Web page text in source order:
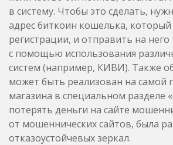
в систему. Чтобы это сделать,
адрес биткоин кошелька,
регистрации, и отправить на
с помощью использования
систем (например, КИВИ). Также
может быть реализован на самой
магазина в специальном разделе
потерять деньги на сайте
от мошеннических сайтов, была
отказоустойчевых зеркал.